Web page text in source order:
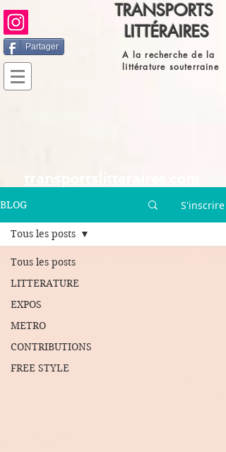
Partager
TRANSPORTS
LITTÉRAIRES
A la recherche de la
littérature souterraine
BLOG S'inscrire
Tous les posts
LITTERATURE
EXPOS
METRO
CONTRIBUTIONS
FREE STYLE
Tous les posts